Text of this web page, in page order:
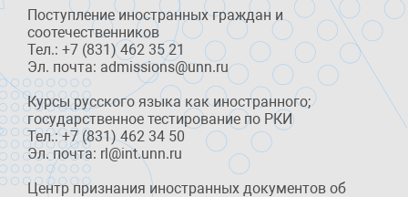
Поступление иностранных граждан и
соотечественников
Тел.: +7 (831) 462 35 21
Эл. почта: admissions@unn.ru
Курсы русского языка как иностранного;
государственное тестирование по РКИ
Тел.: +7 (831) 462 34 50
Эл. почта: rl@int.unn.ru
Центр признания иностранных документов об